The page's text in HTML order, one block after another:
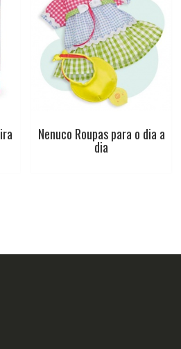
Nenuco Roupas para o dia a
dia